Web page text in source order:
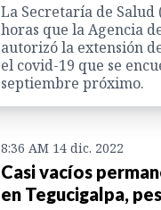
La Secretaría de
horas que la Agencia
autorizó la extensión
el covid-19 que se
septiembre próximo.
8:36 AM 14 dic. 2022
Casi vacíos
en Tegucigalpa,